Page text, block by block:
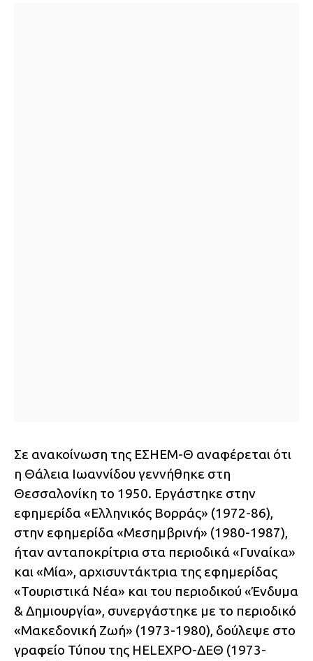
Σε ανακοίνωση της ΕΣΗΕΜ-Θ αναφέρεται ότι
η Θάλεια Ιωαννίδου γεννήθηκε στη
Θεσσαλονίκη το 1950. Εργάστηκε στην
εφημερίδα «Ελληνικός Βορράς» (1972-86),
στην εφημερίδα «Μεσημβρινή» (1980-1987),
ήταν ανταποκρίτρια στα περιοδικά «Γυναίκα»
και «Μία», αρχισυντάκτρια της εφημερίδας
«Τουριστικά Νέα» και του περιοδικού «Ένδυμα
& Δημιουργία», συνεργάστηκε με το περιοδικό
«Μακεδονική Ζωή» (1973-1980), δούλεψε στο
γραφείο Τύπου της HELEXPO-ΔΕΘ (1973-